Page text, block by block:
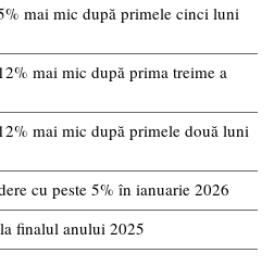
mai mic după primele cinci luni
mai mic după prima treime a
mai mic după primele două luni
cu peste 5% în ianuarie 2026
finalul anului 2025